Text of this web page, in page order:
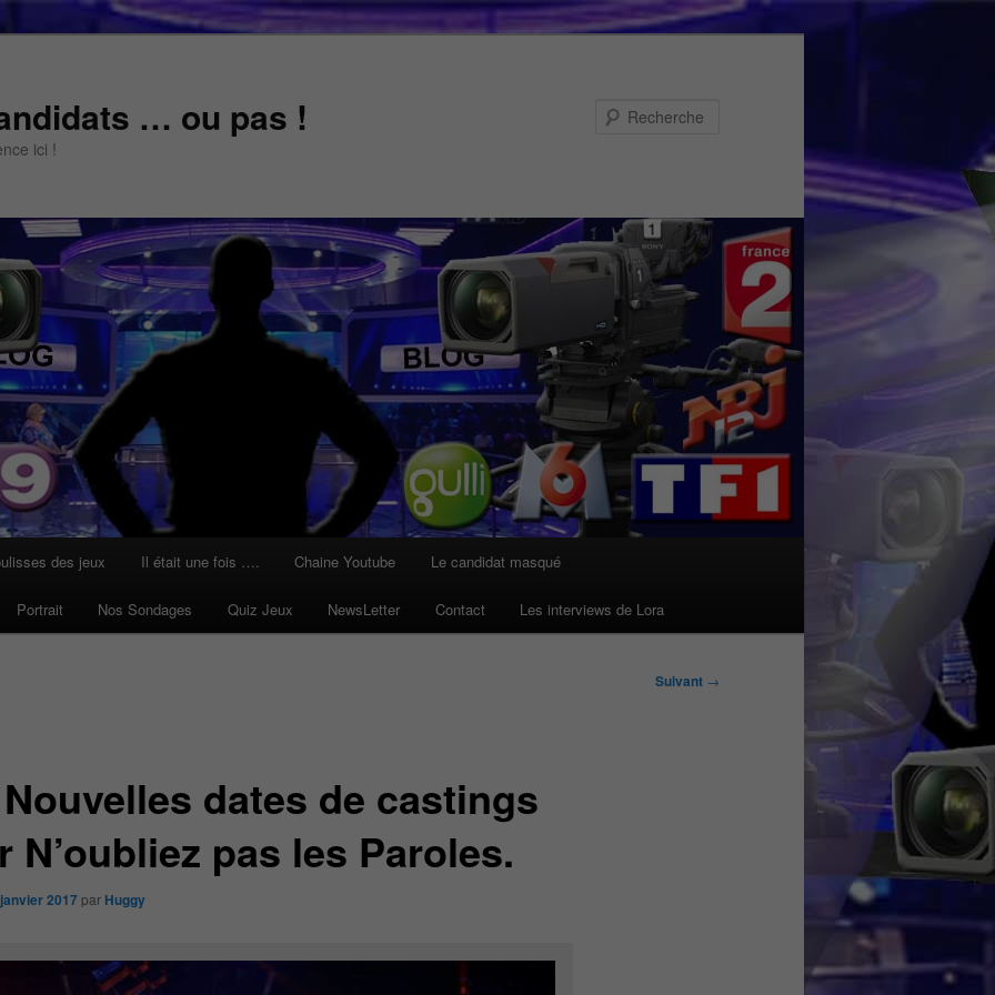
… ou pas !
ici !
des jeux Il était une fois …. Chaine Youtube Le candidat masqué
Portrait Nos Sondages Quiz Jeux NewsLetter Contact Les interviews de Lora
Suivant →
dates de castings
N’oubliez pas les Paroles.
2017 par Huggy